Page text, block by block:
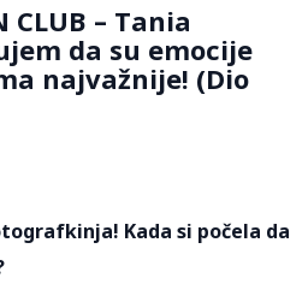
CLUB – Tania
da su emocije
najvažnije! (Dio
Kada si počela da